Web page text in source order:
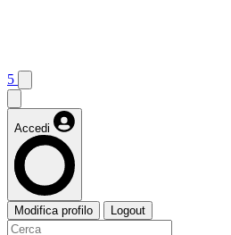
5
Accedi
Modifica profilo Logout